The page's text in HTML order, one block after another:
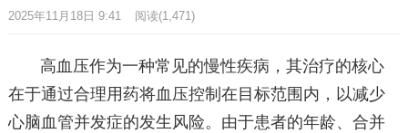
2025年11月18日 9:41
阅读(1,471)
高血压作为一种常见的慢性疾病，其治疗的核心
在于通过合理用药将血压控制在目标范围内，以减少
心脑血管并发症的发生风险。由于患者的年龄、合并